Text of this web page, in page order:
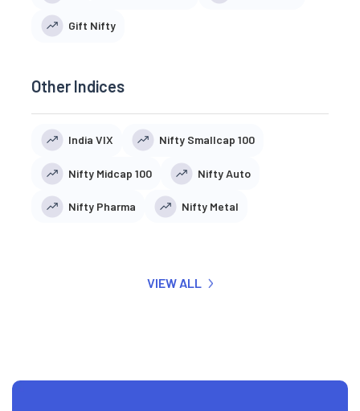
Gift Nifty
Other Indices
India VIX Nifty Smallcap 100
Nifty Midcap 100 Nifty Auto
Nifty Pharma Nifty Metal
VIEW ALL